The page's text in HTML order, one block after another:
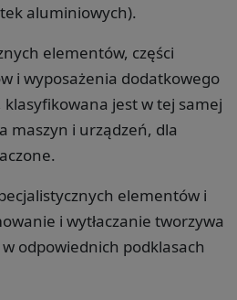
aluminiowych).
elementów, części
i wyposażenia dodatkowego
jest w tej samej
maszyn i urządzeń, dla
elementów i
i wytłaczanie tworzywa
odpowiednich podklasach